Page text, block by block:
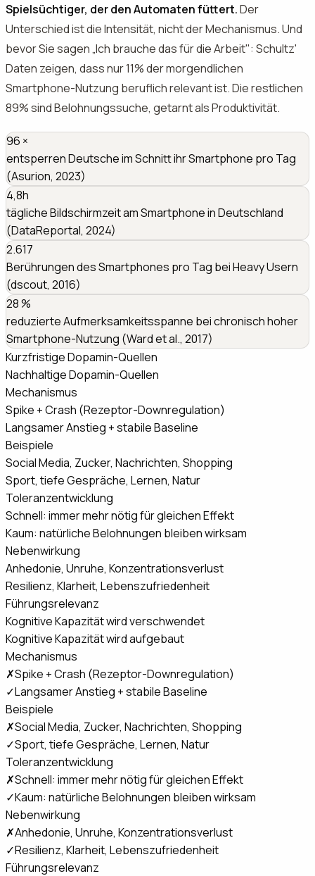
Spielsüchtiger, der den Automaten füttert.Der
Unterschied ist die Intensität, nicht der Mechanismus. Und
bevor Sie sagen „Ich brauche das für die Arbeit": Schultz'
Daten zeigen, dass nur 11% der morgendlichen
Smartphone-Nutzung beruflich relevant ist. Die restlichen
89% sind Belohnungssuche, getarnt als Produktivität.
96 ×
entsperren Deutsche im Schnitt ihr Smartphone pro Tag
(Asurion, 2023)
4,8h
tägliche Bildschirmzeit am Smartphone in Deutschland
(DataReportal, 2024)
2.617
Berührungen des Smartphones pro Tag bei Heavy Usern
(dscout, 2016)
28%
reduzierte Aufmerksamkeitsspanne bei chronisch hoher
Smartphone-Nutzung (Ward et al., 2017)
Kurzfristige Dopamin-Quellen
Nachhaltige Dopamin-Quellen
Mechanismus
Spike + Crash (Rezeptor-Downregulation)
Langsamer Anstieg + stabile Baseline
Beispiele
Social Media, Zucker, Nachrichten, Shopping
Sport, tiefe Gespräche, Lernen, Natur
Toleranzentwicklung
Schnell: immer mehr nötig für gleichen Effekt
Kaum: natürliche Belohnungen bleiben wirksam
Nebenwirkung
Anhedonie, Unruhe, Konzentrationsverlust
Resilienz, Klarheit, Lebenszufriedenheit
Führungsrelevanz
Kognitive Kapazität wird verschwendet
Kognitive Kapazität wird aufgebaut
Mechanismus
✗Spike + Crash (Rezeptor-Downregulation)
✓Langsamer Anstieg + stabile Baseline
Beispiele
✗Social Media, Zucker, Nachrichten, Shopping
✓Sport, tiefe Gespräche, Lernen, Natur
Toleranzentwicklung
✗Schnell: immer mehr nötig für gleichen Effekt
✓Kaum: natürliche Belohnungen bleiben wirksam
Nebenwirkung
✗Anhedonie, Unruhe, Konzentrationsverlust
✓Resilienz, Klarheit, Lebenszufriedenheit
Führungsrelevanz